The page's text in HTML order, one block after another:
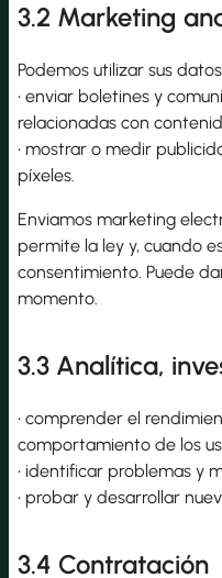
3.2 Marketing
Podemos utilizar sus
• enviar boletines y
relacionadas con
• mostrar o medir
píxeles.
Enviamos marketing
permite la ley y, cuando
consentimiento. Puede
momento.
3.3 Analítica,
• comprender el
comportamiento de los
• identificar problemas y
• probar y desarrollar
3.4 Contratación